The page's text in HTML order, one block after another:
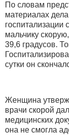
По словам
материалах
мальчику
39,6 градусов.
сутки он
Женщина
врачи скорой
медицинских
она не смогла